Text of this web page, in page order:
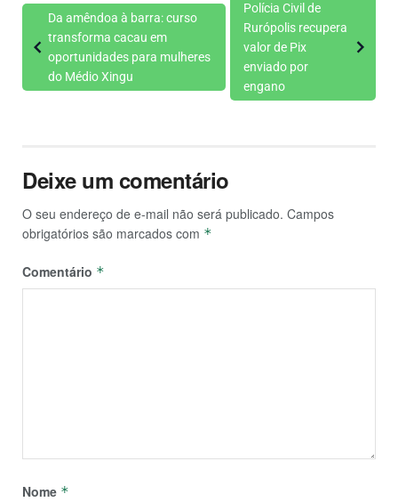
Da amêndoa à barra: curso
transforma cacau em
oportunidades para mulheres
do Médio Xingu
Polícia Civil de
Rurópolis recupera
valor de Pix
enviado por
engano
Deixe um comentário
O seu endereço de e-mail não será publicado. Campos
obrigatórios são marcados com *
Comentário *
Nome *